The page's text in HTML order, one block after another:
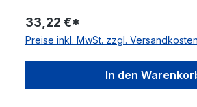
Norm DIN 7753 Material
Polyester Breite 12,7mm Höhe
33,22 €*
Preise inkl. MwSt. zzgl. Versandkosten
In den